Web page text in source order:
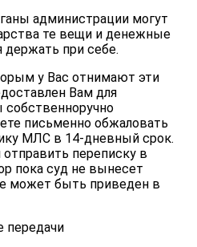
администрации могут
те вещи и денежные
при себе.
у Вас отнимают эти
Вам для
письменно обжаловать
МЛС в 14-дневный срок.
переписку в
пока суд не вынесет
может быть приведен в
передачи